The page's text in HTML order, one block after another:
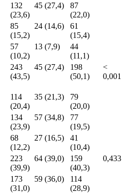
132
(23,6)
45 (27,4)
87
(22,0)
85
(15,2)
24 (14,6)
61
(15,4)
57
(10,2)
13 (7,9)
44
(11,1)
243
(43,5)
45 (27,4)
198
(50,1)
<
0,001
114
(20,4)
35 (21,3)
79
(20,0)
134
(23,9)
57 (34,8)
77
(19,5)
68
(12,2)
27 (16,5)
41
(10,4)
223
(39,9)
64 (39,0)
159
(40,3)
0,433
173
(31,0)
59 (36,0)
114
(28,9)